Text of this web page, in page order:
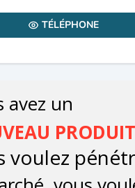
TÉLÉPHONE